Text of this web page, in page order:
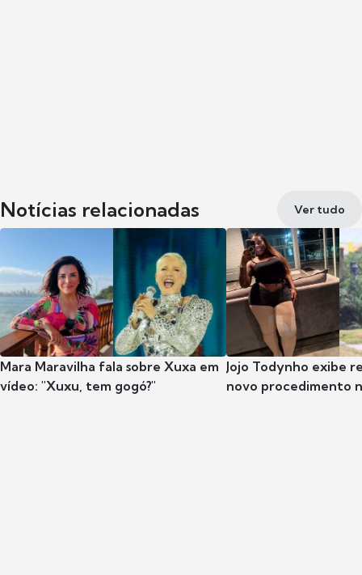
Notícias relacionadas Ver tudo
Mara Maravilha fala sobre Xuxa em
vídeo: "Xuxu, tem gogó?"
Jojo Todynho exibe
novo procedimento